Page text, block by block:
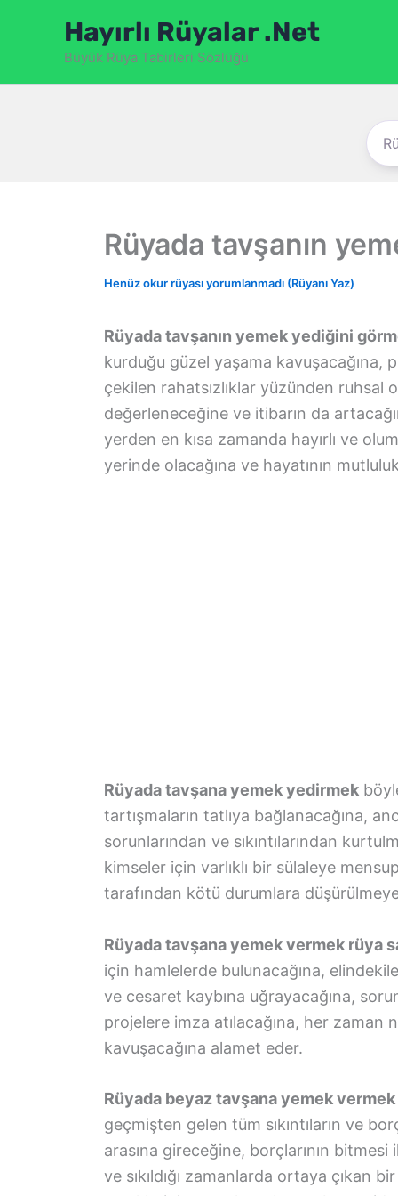
Hayırlı Rüyalar .Net
Büyük Rüya Tabirleri Sözlüğü
Rüyada tavşanın
Henüz okur rüyası yorumlanmadı (Rüyanı Yaz)
Rüyada tavşanın yemek yediğini
kurduğu güzel yaşama
çekilen rahatsızlıklar yüzünden ruhsal
değerleneceğine ve itibarın da
yerden en kısa zamanda hayırlı ve
yerinde olacağına ve hayatının
Rüyada tavşana yemek yedirmek
tartışmaların tatlıya bağlanacağına,
sorunlarından ve sıkıntılarından
kimseler için varlıklı bir sülaleye
tarafından kötü durumlara düşürülmeye
Rüyada tavşana yemek vermek rüya
için hamlelerde bulunacağına,
ve cesaret kaybına uğrayacağına,
projelere imza atılacağına, her zaman
kavuşacağına alamet eder.
Rüyada beyaz tavşana yemek
geçmişten gelen tüm sıkıntıların ve
arasına gireceğine, borçlarının
ve sıkıldığı zamanlarda ortaya çıkan